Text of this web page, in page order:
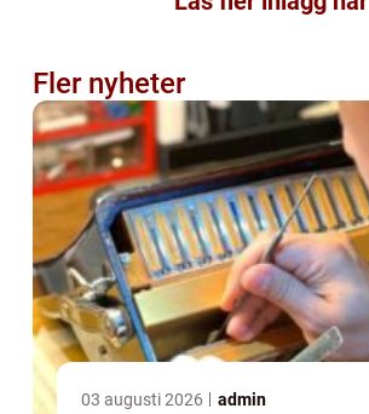
Fler nyheter
03 augusti 2026 admin